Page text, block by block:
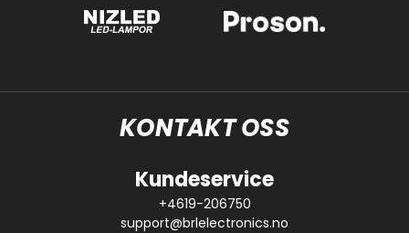
KONTAKT OSS
Kundeservice
+4619-206750
support@brlelectronics.no